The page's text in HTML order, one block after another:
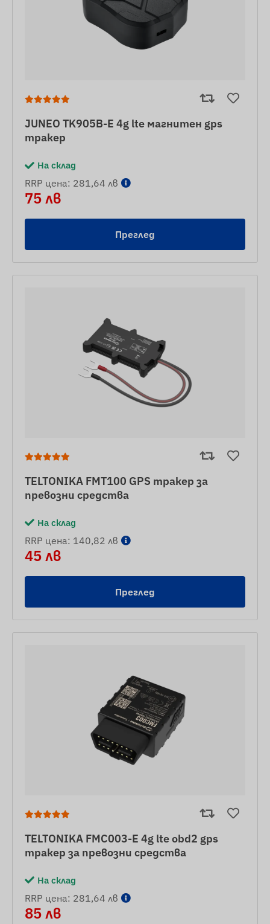
JUNEO TK905B-E 4g lte магнитен gps
тракер
На склад
RRP цена: 281,64 лв
75 лв
Преглед
TELTONIKA FMT100 GPS тракер за
превозни средства
На склад
RRP цена: 140,82 лв
45 лв
Преглед
TELTONIKA FMC003-E 4g lte obd2 gps
тракер за превозни средства
На склад
RRP цена: 281,64 лв
85 лв